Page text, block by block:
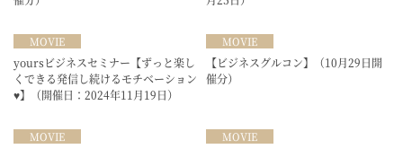
MOVIE
yoursビジネスセミナー【ずっと楽し
くできる発信し続けるモチベーション
♥】（開催日：2024年11月19日）
MOVIE
【ビジネスグルコン】（10月29日開
催分）
MOVIE MOVIE